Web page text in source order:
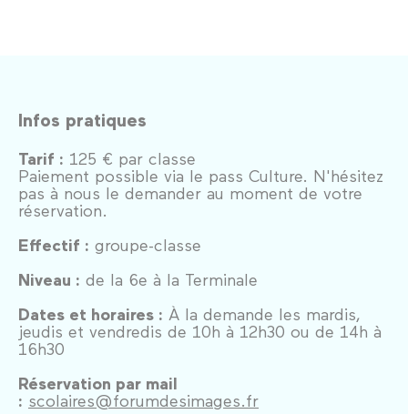
Infos pratiques
Tarif : 125 € par classe
Paiement possible via le pass Culture. N'hésitez
pas à nous le demander au moment de votre
réservation.
Effectif : groupe-classe
Niveau : de la 6e à la Terminale
Dates et horaires : À la demande les mardis,
jeudis et vendredis de 10h à 12h30 ou de 14h à
16h30
Réservation par mail
: scolaires@forumdesimages.fr